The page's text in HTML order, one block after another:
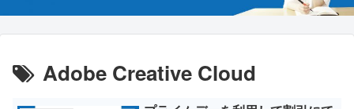
Adobe Creative Cloud